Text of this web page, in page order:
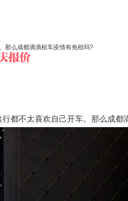
那么成都滴滴租车疫情有免租吗?
不太喜欢自己开车。那么成都